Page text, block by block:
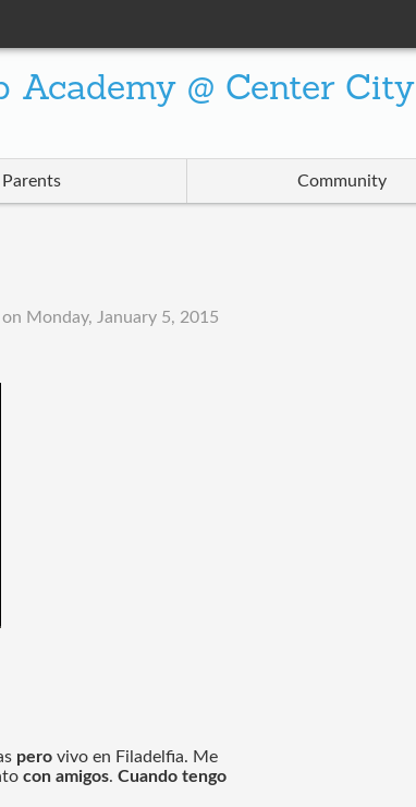
Academy @ Center City
Parents Community
on Monday, January 5, 2015
pero vivo en Filadelfia. Me
con amigos. Cuando tengo